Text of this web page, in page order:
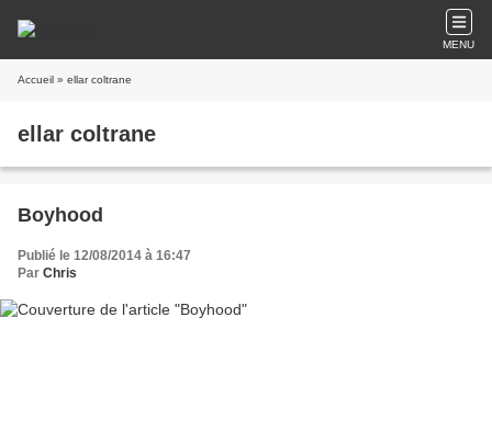
MENU
Accueil » ellar coltrane
ellar coltrane
Boyhood
Publié le 12/08/2014 à 16:47
Par Chris